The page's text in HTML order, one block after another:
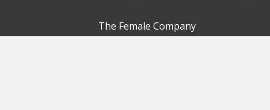
The Female Company